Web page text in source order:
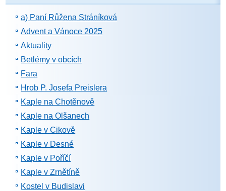
a) Paní Růžena Stráníková
Advent a Vánoce 2025
Aktuality
Betlémy v obcích
Fara
Hrob P. Josefa Preislera
Kaple na Chotěnově
Kaple na Olšanech
Kaple v Cikově
Kaple v Desné
Kaple v Poříčí
Kaple v Zrnětíně
Kostel v Budislavi